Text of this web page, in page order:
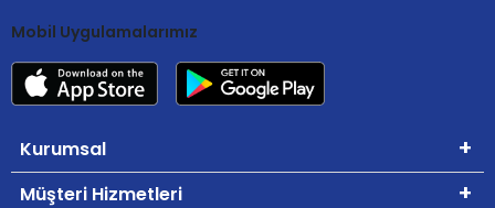
Mobil Uygulamalarımız
Kurumsal
Müşteri Hizmetleri